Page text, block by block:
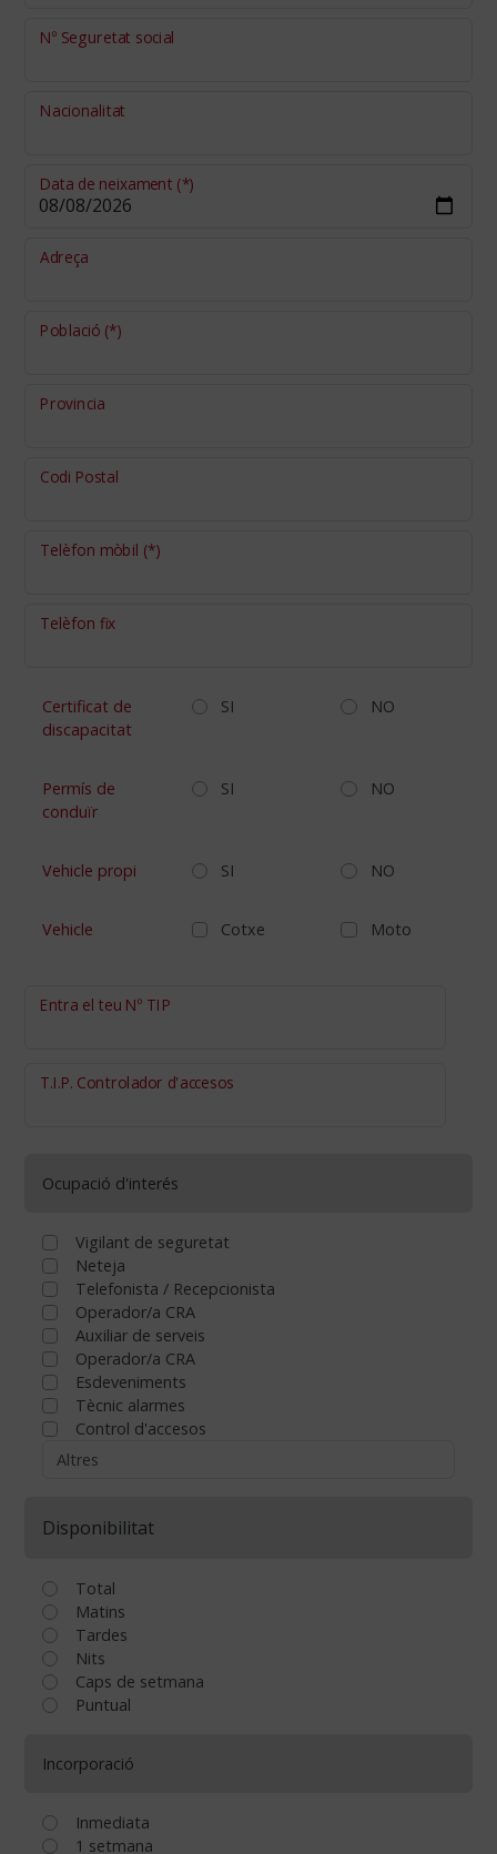
Nº Seguretat social
Nacionalitat
Data de neixament (*)
Adreça
Població (*)
Provincia
Codi Postal
Telèfon mòbil (*)
Telèfon fix
Certificat de
discapacitat
SI NO
Permís de
conduïr
SI NO
Vehicle propi SI NO
Vehicle Cotxe Moto
Entra el teu Nº TIP
T.I.P. Controlador d'accesos
Ocupació d'interés
Vigilant de seguretat
Neteja
Telefonista / Recepcionista
Operador/a CRA
Auxiliar de serveis
Operador/a CRA
Esdeveniments
Tècnic alarmes
Control d'accesos
Disponibilitat
Total
Matins
Tardes
Nits
Caps de setmana
Puntual
Incorporació
Inmediata
1 setmana